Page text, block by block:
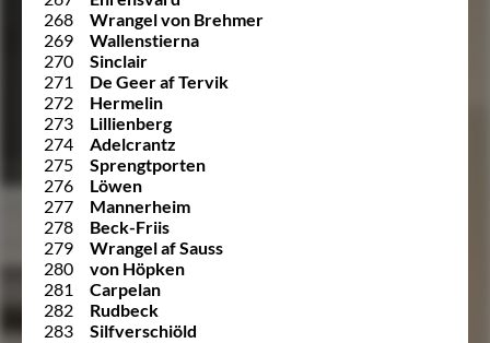
268
Wrangel von Brehmer
269
Wallenstierna
270
Sinclair
271
De Geer af Tervik
272
Hermelin
273
Lillienberg
274
Adelcrantz
275
Sprengtporten
276
Löwen
277
Mannerheim
278
Beck-Friis
279
Wrangel af Sauss
280
von Höpken
281
Carpelan
282
Rudbeck
283
Silfverschiöld